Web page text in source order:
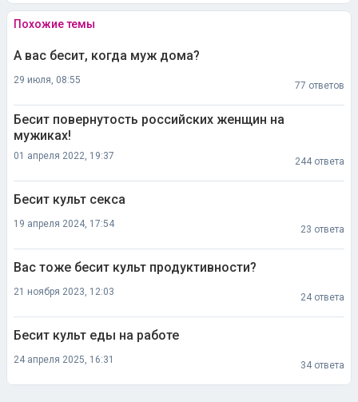
Похожие темы
А вас бесит, когда муж дома?
29 июля, 08:55
77 ответов
Бесит повернутость российских женщин на
мужиках!
01 апреля 2022, 19:37
244 ответа
Бесит культ секса
19 апреля 2024, 17:54
23 ответа
Вас тоже бесит культ продуктивности?
21 ноября 2023, 12:03
24 ответа
Бесит культ еды на работе
24 апреля 2025, 16:31
34 ответа